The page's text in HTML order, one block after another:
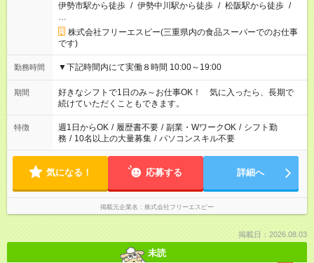
伊勢市駅から徒歩 / 伊勢中川駅から徒歩 / 松阪駅から徒歩 /
…
株式会社フリーエスピー(三重県内の食品スーパーでのお仕事
です)
勤務時間 ▼下記時間内にて実働８時間 10:00～19:00
期間
好きなシフトで1日のみ～お仕事OK！ 気に入ったら、長期で
続けていただくこともできます。
特徴 週1日からOK / 履歴書不要 / 副業・WワークOK / シフト勤
務 / 10名以上の大量募集 / パソコンスキル不要
気になる！ 応募する 詳細へ
掲載元企業名 株式会社フリーエスピー
掲載日：2026.08.03
未読